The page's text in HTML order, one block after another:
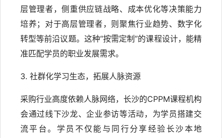
层管理者，侧重供应链战略、成本优化等决策能力
培养；对于高层管理者，则聚焦行业趋势、数字化
转型等前沿议题。这种“按需定制”的课程设计，能精
准匹配学员的职业发展需求。
3. 社群化学习生态，拓展人脉资源
采购行业高度依赖人脉网络，长沙的CPPM课程机构
会通过线下沙龙、企业参访等活动，为学员搭建交
流平台。学员不仅能与同行分享经验长沙本地